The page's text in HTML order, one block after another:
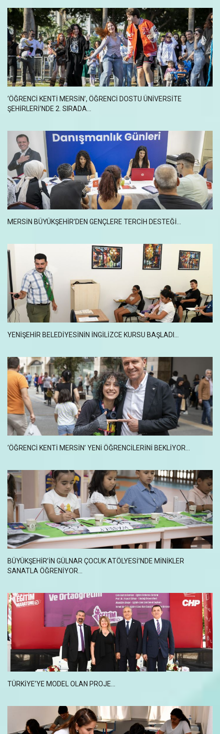
‘ÖĞRENCİ KENTİ MERSİN’, ÖĞRENCİ DOSTU ÜNİVERSİTE
ŞEHİRLERİ’NDE 2. SIRADA...
MERSIN BÜYÜKŞEHIR’DEN GENÇLERE TERCIH DESTEĞI...
YENIŞEHIR BELEDIYESININ İNGILIZCE KURSU BAŞLADI...
‘ÖĞRENCİ KENTİ MERSİN’ YENİ ÖĞRENCİLERİNİ BEKLİYOR...
BÜYÜKŞEHİR’İN GÜLNAR ÇOCUK ATÖLYESİ’NDE MİNİKLER
SANATLA ÖĞRENİYOR...
TÜRKIYE’YE MODEL OLAN PROJE...